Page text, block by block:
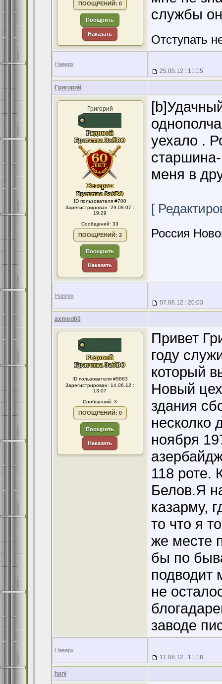
ПООЩРЕНИЙ: 0
Поощрить
Наказать
службы
Отступать
Наверх
25.05.12 : 11:15
Григорий
Григорий
ID пользователя #700
Зарегистрирован: 29.08.07 :
19:29
Сообщений: 33
ПООЩРЕНИЙ: 2
Поощрить
Наказать
уехало .
меня в
[
Россия
Наверх
07.06.12 : 20:03
axmed60
ID пользователя #5863
Зарегистрирован: 14.06.12 :
13:07
Сообщений: 3
ПООЩРЕНИЙ: 0
Поощрить
Наказать
Привет
году
который
Новый
здания
несколко
ноября
118 роте.
Белов.Я
казарму,
то что я
же месте
бы по
подводит
не
заводе
Наверх
11.08.12 : 11:18
hani